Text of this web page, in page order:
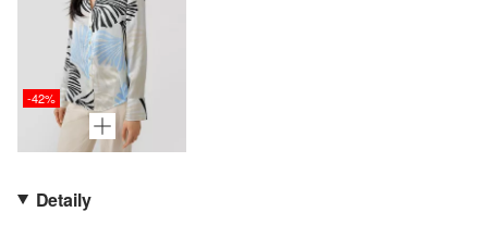
-42%
Detaily